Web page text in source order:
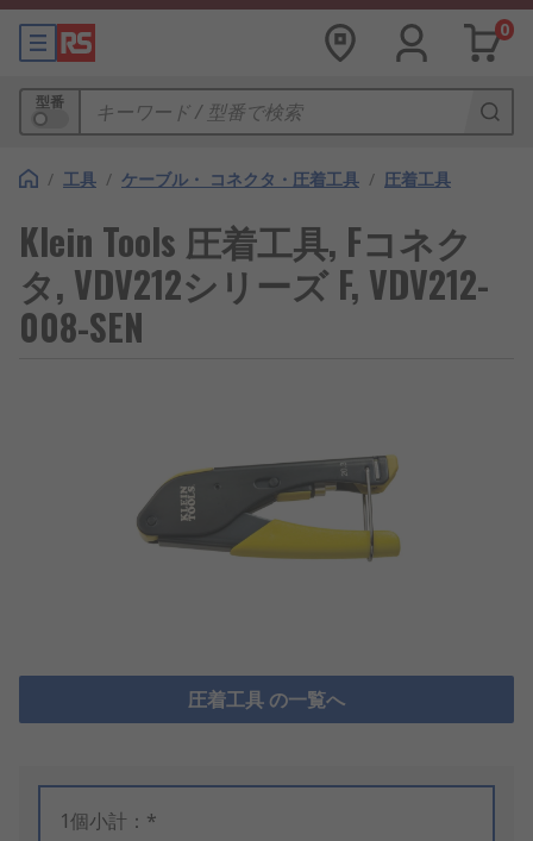
0
型番
/ 工具 / ケーブル・ コネクタ・圧着工具 / 圧着工具
Klein Tools 圧着工具, Fコネク
タ, VDV212シリーズ F, VDV212-
008-SEN
圧着工具 の一覧へ
1個小計：*